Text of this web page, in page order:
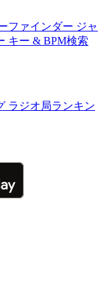
ファインダー ジャ
キー & BPM検索
ラジオ局ランキン